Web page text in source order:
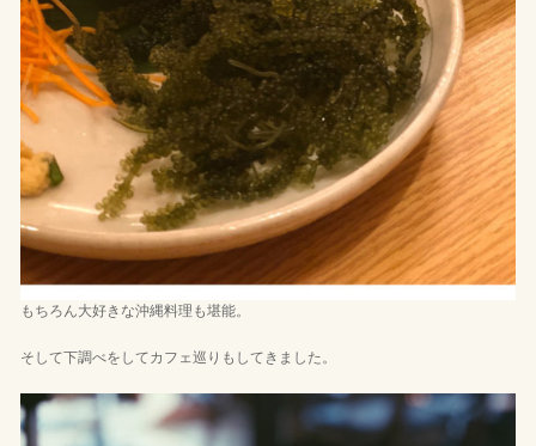
もちろん大好きな沖縄料理も堪能。
そして下調べをしてカフェ巡りもしてきました。